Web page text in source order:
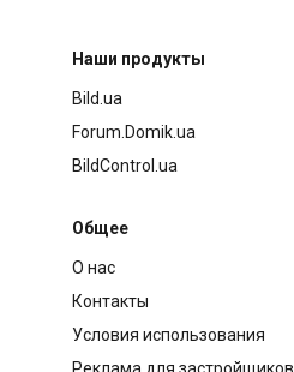
Наши продукты
Bild.ua
Forum.Domik.ua
BildControl.ua
Общее
О нас
Контакты
Условия использования
Реклама для застройщиков